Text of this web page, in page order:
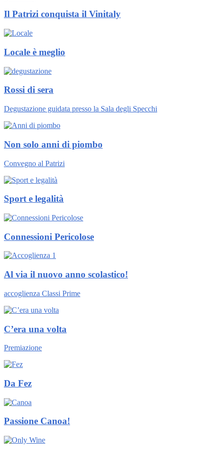
Il Patrizi conquista il Vinitaly
Locale è meglio
Rossi di sera
Degustazione guidata presso la Sala degli Specchi
Non solo anni di piombo
Convegno al Patrizi
Sport e legalità
Connessioni Pericolose
Al via il nuovo anno scolastico!
accoglienza Classi Prime
C’era una volta
Premiazione
Da Fez
Passione Canoa!